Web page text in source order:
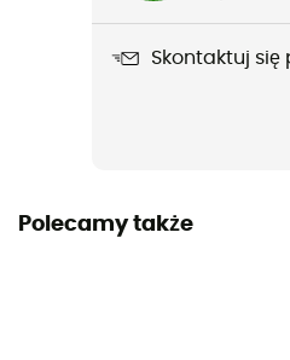
Nowy z etykietamiSkontaktuj się
Polecamy także